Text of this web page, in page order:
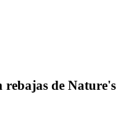
rebajas de Nature's